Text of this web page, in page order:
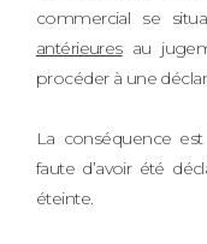
commercial se
antérieuresau
procéder à une
La conséquence
faute d’avoir été
éteinte.